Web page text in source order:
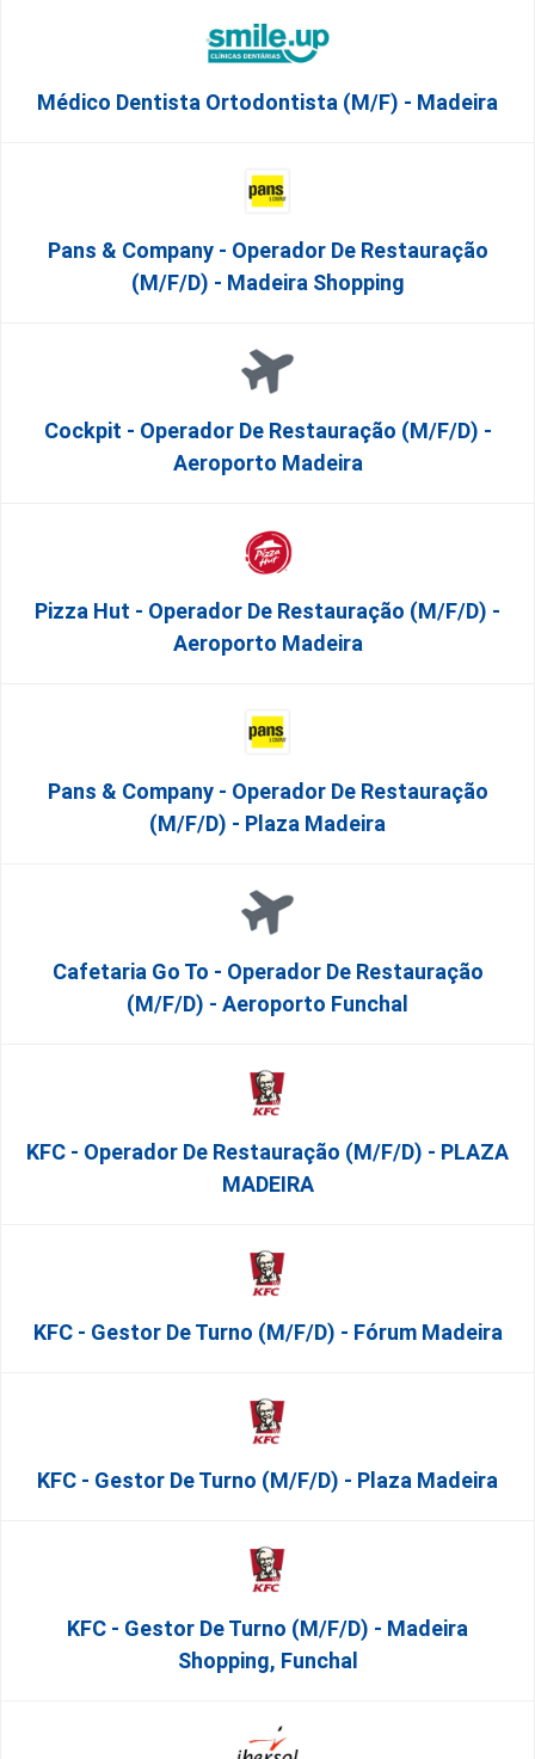
Médico Dentista Ortodontista (M/F) - Madeira
Pans & Company - Operador De Restauração
(m/f/d) - Madeira Shopping
Cockpit - Operador De Restauração (m/f/d) -
Aeroporto Madeira
Pizza Hut - Operador De Restauração (m/f/d) -
Aeroporto Madeira
Pans & Company - Operador De Restauração
(m/f/d) - Plaza Madeira
Cafetaria Go To - Operador De Restauração
(m/f/d) - Aeroporto Funchal
KFC - Operador De Restauração (m/f/d) - PLAZA
MADEIRA
KFC - Gestor De Turno (m/f/d) - Fórum Madeira
KFC - Gestor De Turno (m/f/d) - Plaza Madeira
KFC - Gestor De Turno (m/f/d) - Madeira
Shopping, Funchal